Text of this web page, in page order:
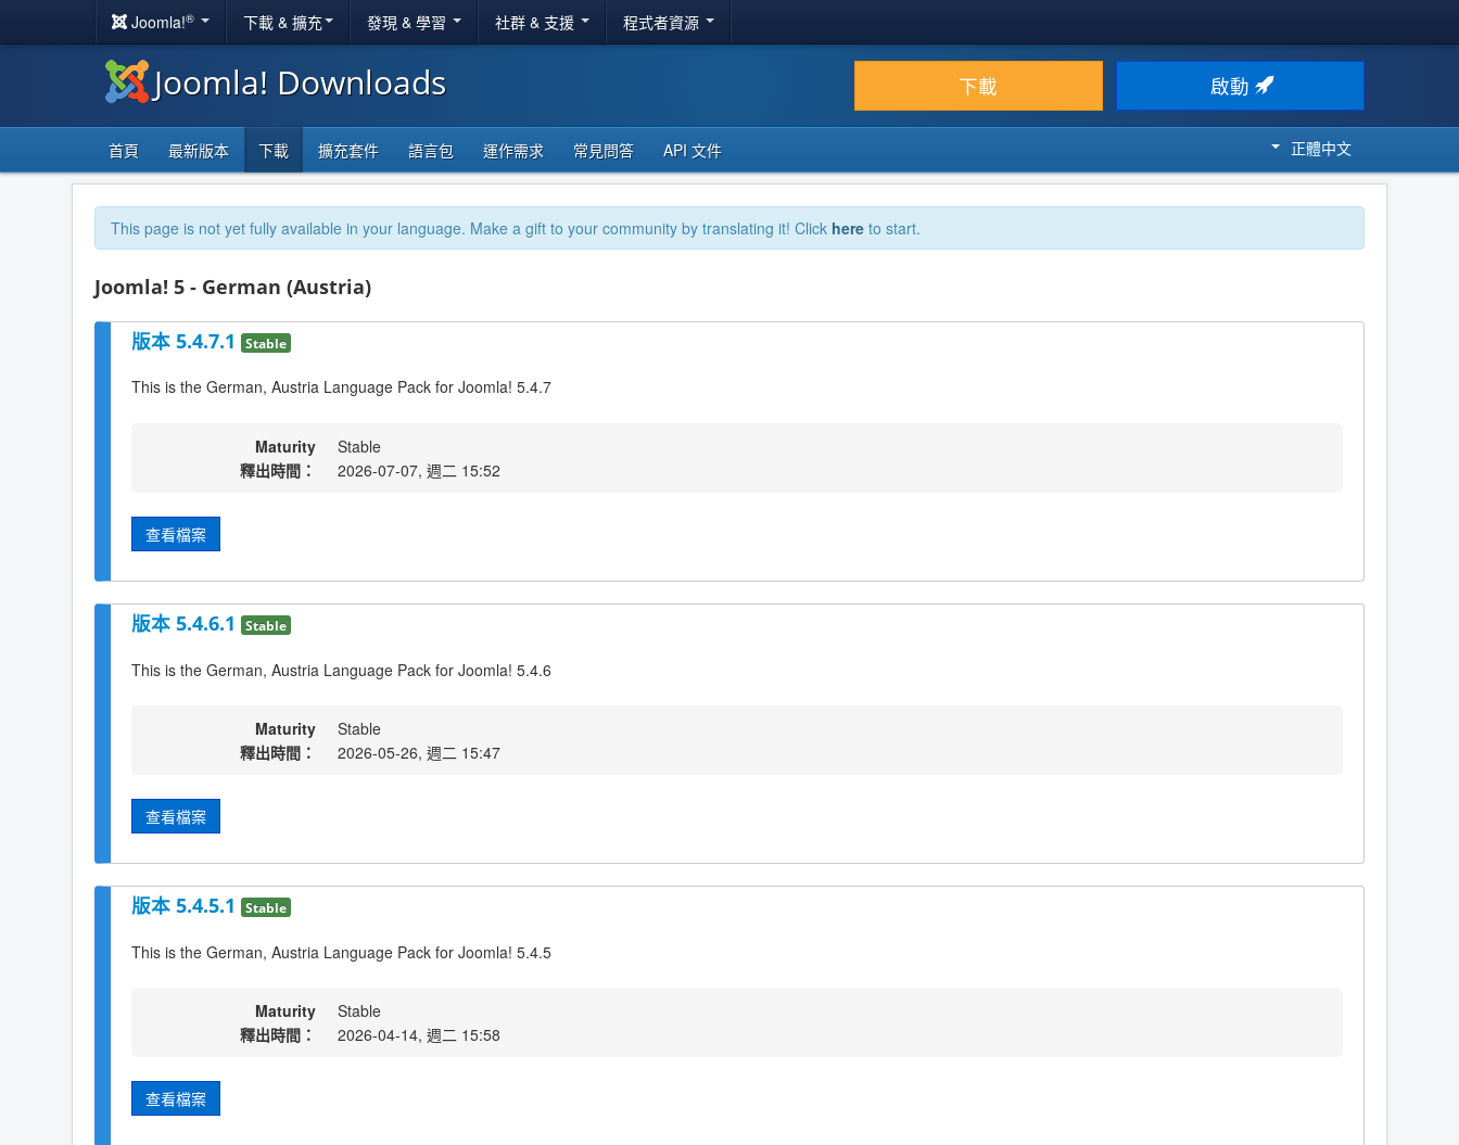
Joomla!® 下載 & 擴充 發現 & 學習 社群 & 支援 程式者資源
Joomla! Downloads 下載 啟動
首頁 最新版本 下載 擴充套件 語言包 運作需求 常見問答 API 文件 正體中文
This page is not yet fully available in your language. Make a gift to your community by translating it! Click here to start.
Joomla! 5 - German (Austria)
版本 5.4.7.1 Stable
This is the German, Austria Language Pack for Joomla! 5.4.7
Maturity
Stable
釋出時間：
2026-07-07, 週二 15:52
查看檔案
版本 5.4.6.1 Stable
This is the German, Austria Language Pack for Joomla! 5.4.6
Maturity
Stable
釋出時間：
2026-05-26, 週二 15:47
查看檔案
版本 5.4.5.1 Stable
This is the German, Austria Language Pack for Joomla! 5.4.5
Maturity
Stable
釋出時間：
2026-04-14, 週二 15:58
查看檔案